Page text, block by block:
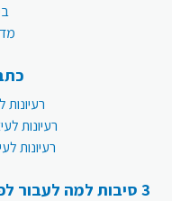
רעיונות
רעיונות
רעיונות
3 סיבות למה לעבור לפעמית אונליין: